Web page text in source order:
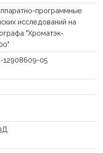
программные
исследований на
"Хроматэк-
05